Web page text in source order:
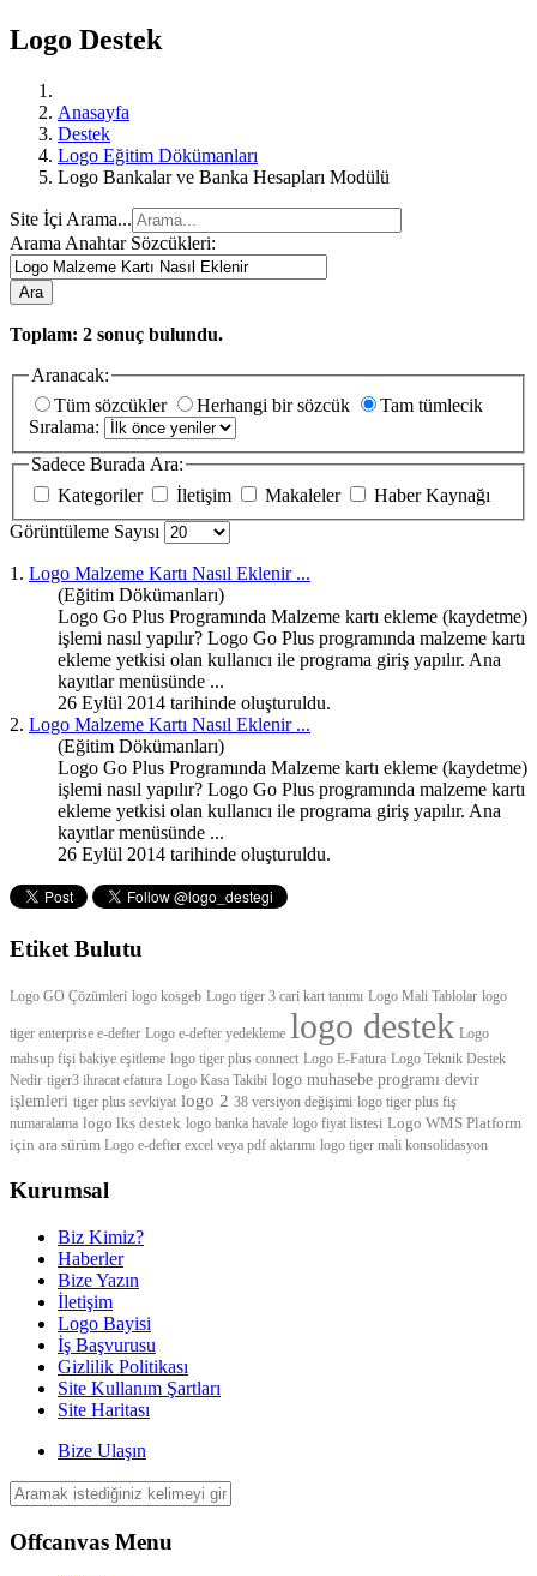
Logo Destek
Anasayfa
Destek
Logo Eğitim Dökümanları
Logo Bankalar ve Banka Hesapları Modülü
Site İçi Arama...
Arama Anahtar Sözcükleri:
Ara
Toplam: 2 sonuç bulundu.
Aranacak:
Tüm sözcükler
Herhangi bir sözcük
Tam tümlecik
Sıralama:
Sadece Burada Ara:
Kategoriler
İletişim Makaleler
Haber Kaynağı
Görüntüleme Sayısı
1. Logo Malzeme Kartı Nasıl Eklenir...
(Eğitim Dökümanları)
Logo Go Plus Programında Malzeme kartı ekleme (kaydetme)
işlemi nasıl yapılır? Logo Go Plus programında malzeme kartı
ekleme yetkisi olan kullanıcı ile programa giriş yapılır. Ana
kayıtlar menüsünde ...
26 Eylül 2014 tarihinde oluşturuldu.
2. Logo Malzeme Kartı Nasıl Eklenir...
(Eğitim Dökümanları)
Logo Go Plus Programında Malzeme kartı ekleme (kaydetme)
işlemi nasıl yapılır? Logo Go Plus programında malzeme kartı
ekleme yetkisi olan kullanıcı ile programa giriş yapılır. Ana
kayıtlar menüsünde ...
26 Eylül 2014 tarihinde oluşturuldu.
Etiket Bulutu
Logo GO Çözümleri logo kosgeb Logo tiger 3 cari kart tanımı Logo Mali Tablolar logo
tiger enterprise e-defter Logo e-defter yedekleme logo destek Logo
mahsup fişi bakiye eşitleme logo tiger plus connect Logo E-Fatura Logo Teknik Destek
Nedir tiger3 ihracat efatura Logo Kasa Takibi logo muhasebe programı devir
işlemleri tiger plus sevkiyat logo 2 38 versiyon değişimi logo tiger plus fiş
numaralama logo lks destek logo banka havale logo fiyat listesi Logo WMS Platform
için ara sürüm Logo e-defter excel veya pdf aktarımı logo tiger mali konsolidasyon
Kurumsal
Biz Kimiz?
Haberler
Bize Yazın
İletişim
Logo Bayisi
İş Başvurusu
Gizlilik Politikası
Site Kullanım Şartları
Site Haritası
Bize Ulaşın
Offcanvas Menu